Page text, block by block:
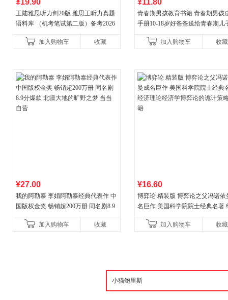
¥19.90
王陆雅思听力剑20版 雅思王听力真题
语料库 （机考笔试第二版）备考2026
新增在
加入购物车 收藏
¥11.80
青春期男孩教育书籍 青春期男孩
手册10-18岁好爸爸送给青春期儿
期教育书籍加入购物车 收藏
¥27.00
我的阿勒泰 李娟阿勒泰经典代表作 中
国版权金奖 畅销超200万册 同名剧8.9
加入购物车
收藏
¥16.60
博弈论 精装版 博弈论之父冯诺依
名巨作 美国科学院院士经典名著
加入购物车
收藏